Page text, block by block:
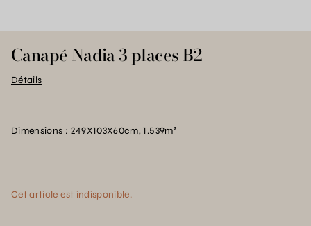
Canapé Nadia 3 places B2
Détails
Dimensions : 249X103X60cm, 1.539m³
Cet article est indisponible.